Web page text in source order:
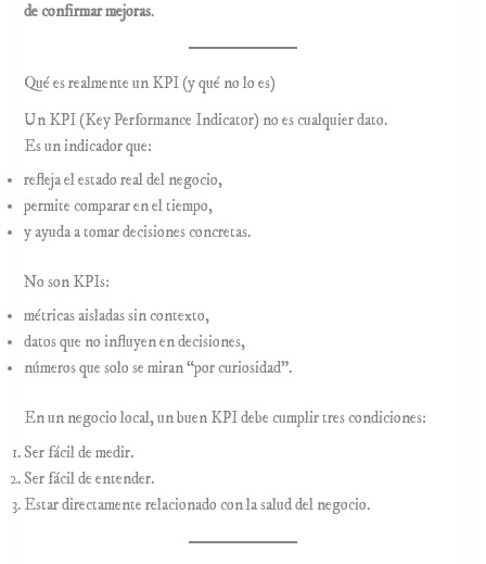
de confirmar mejoras.
Qué es realmente un KPI (y qué no lo es)
Un KPI (Key Performance Indicator) no es cualquier dato.
Es un indicador que:
refleja el estado real del negocio,
permite comparar en el tiempo,
y ayuda a tomar decisiones concretas.
No son KPIs:
métricas aisladas sin contexto,
datos que no influyen en decisiones,
números que solo se miran “por curiosidad”.
En un negocio local, un buen KPI debe cumplir tres condiciones:
Ser fácil de medir.
Ser fácil de entender.
Estar directamente relacionado con la salud del negocio.